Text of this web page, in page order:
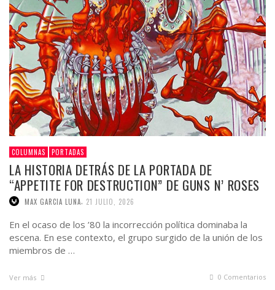
COLUMNAS PORTADAS
LA HISTORIA DETRÁS DE LA PORTADA DE
“APPETITE FOR DESTRUCTION” DE GUNS N’ ROSES
MAX GARCIA LUNA 21 JULIO, 2026
En el ocaso de los ’80 la incorrección política dominaba la
escena. En ese contexto, el grupo surgido de la unión de los
miembros de …
Ver más 0 Comentarios